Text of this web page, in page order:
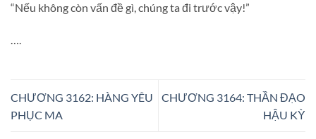
“Nếu không còn vấn đề gì, chúng ta đi trước vậy!”
CHƯƠNG 3162: HÀNG YÊU
PHỤC MA
CHƯƠNG 3164: THẦN ĐẠO
HẬU KỲ